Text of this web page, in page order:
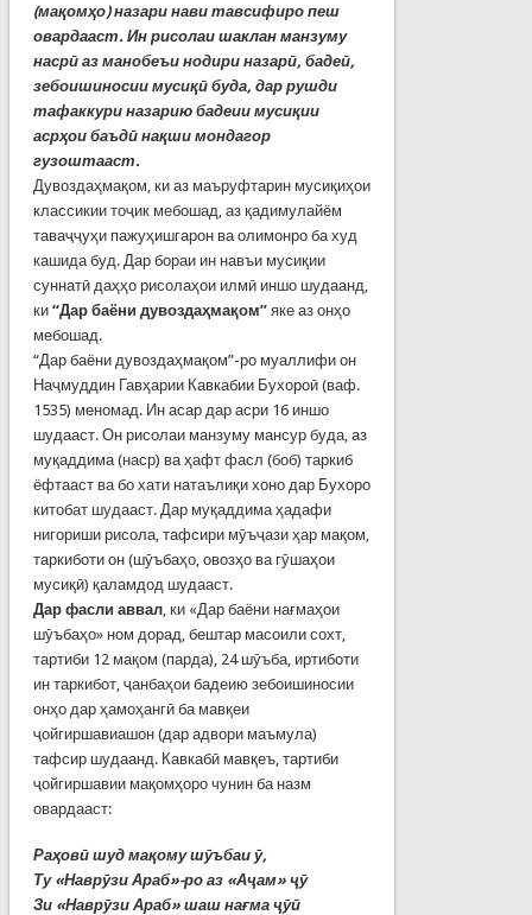
(мақомҳо) назари нави тавсифиро пеш
овардааст. Ин рисолаи шаклан манзуму
насрӣ аз манобеъи нодири назарӣ, бадеӣ,
зебоишиносии мусиқӣ буда, дар рушди
тафаккури назарию бадеии мусиқии
асрҳои баъдӣ нақши мондагор
гузоштааст.
Дувоздаҳмақом, ки аз маъруфтарин мусиқиҳои
классикии тоҷик мебошад, аз қадимулайём
таваҷҷуҳи пажуҳишгарон ва олимонро ба худ
кашида буд. Дар бораи ин навъи мусиқии
суннатӣ даҳҳо рисолаҳои илмӣ иншо шудаанд,
ки “Дар баёни дувоздаҳмақом”яке аз онҳо
мебошад.
“Дар баёни дувоздаҳмақом”-ро муаллифи он
Наҷмуддин Гавҳарии Кавкабии Бухороӣ (ваф.
1535) меномад. Ин асар дар асри 16 иншо
шудааст. Он рисолаи манзуму мансур буда, аз
муқаддима (наср) ва ҳафт фасл (боб) таркиб
ёфтааст ва бо хати натаълиқи хоно дар Бухоро
китобат шудааст. Дар муқаддима ҳадафи
нигориши рисола, тафсири мӯъҷази ҳар мақом,
таркиботи он (шӯъбаҳо, овозҳо ва гӯшаҳои
мусиқӣ) қаламдод шудааст.
Дар фасли аввал, ки «Дар баёни нағмаҳои
шӯъбаҳо» ном дорад, бештар масоили сохт,
тартиби 12 мақом (парда), 24 шӯъба, иртиботи
ин таркибот, ҷанбаҳои бадеию зебоишиносии
онҳо дар ҳамоҳангӣ ба мавқеи
ҷойгиршавиашон (дар адвори маъмула)
тафсир шудаанд. Кавкабӣ мавқеъ, тартиби
ҷойгиршавии мақомҳоро чунин ба назм
овардааст:
Раҳовӣ шуд мақому шӯъбаи ӯ,
Ту «Наврӯзи Араб»-ро аз «Аҷам» ҷӯ
Зи «Наврӯзи Араб» шаш нағма ҷӯӣ